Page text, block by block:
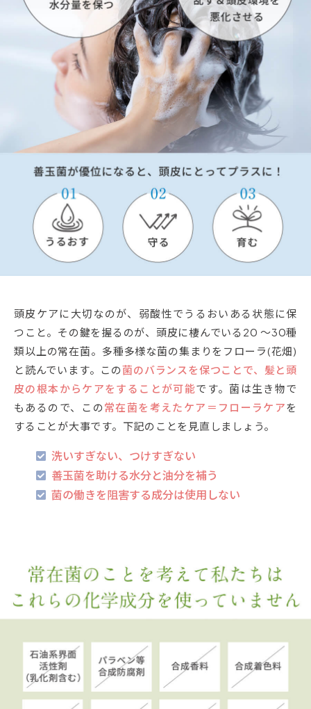
頭皮ケアに大切なのが、弱酸性でうるおいある状態に保
つこと。その鍵を握るのが、頭皮に棲んでいる20 ～30種
類以上の常在菌。多種多様な菌の集まりをフローラ(花畑)
と読んでいます。この菌のバランスを保つことで、髪と頭
皮の根本からケアをすることが可能です。菌は生き物で
もあるので、この 常在菌を考えたケア＝フローラケアを
することが大事です。下記のことを見直しましょう。
洗いすぎない、つけすぎない
善玉菌を助ける水分と油分を補う
菌の働きを阻害する成分は使用しない